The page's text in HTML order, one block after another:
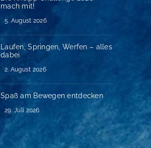
mach mit!
5. August 2026
Laufen, Springen, Werfen – alles
dabei
2. August 2026
Spaß am Bewegen entdecken
29. Juli 2026